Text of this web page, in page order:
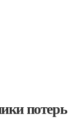
потерь